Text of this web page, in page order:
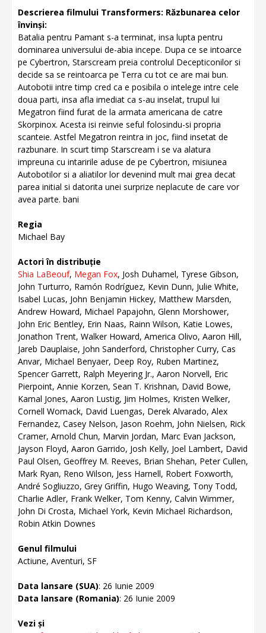
Descrierea filmului Transformers: Răzbunarea celor
învinși:
Batalia pentru Pamant s-a terminat, insa lupta pentru
dominarea universului de-abia incepe. Dupa ce se intoarce
pe Cybertron, Starscream preia controlul Decepticonilor si
decide sa se reintoarca pe Terra cu tot ce are mai bun.
Autobotii intre timp cred ca e posibila o intelege intre cele
doua parti, insa afla imediat ca s-au inselat, trupul lui
Megatron fiind furat de la armata americana de catre
Skorpinox. Acesta isi reinvie seful folosindu-si propria
scanteie. Astfel Megatron reintra in joc, fiind insetat de
razbunare. In scurt timp Starscream i se va alatura
impreuna cu intaririle aduse de pe Cybertron, misiunea
Autobotilor si a aliatilor lor devenind mult mai grea decat
parea initial si datorita unei surprize neplacute de care vor
avea parte. bani
Regia
Michael Bay
Actori în distribuție
Shia LaBeouf, Megan Fox, Josh Duhamel, Tyrese Gibson,
John Turturro, Ramón Rodríguez, Kevin Dunn, Julie White,
Isabel Lucas, John Benjamin Hickey, Matthew Marsden,
Andrew Howard, Michael Papajohn, Glenn Morshower,
John Eric Bentley, Erin Naas, Rainn Wilson, Katie Lowes,
Jonathon Trent, Walker Howard, America Olivo, Aaron Hill,
Jareb Dauplaise, John Sanderford, Christopher Curry, Cas
Anvar, Michael Benyaer, Deep Roy, Ruben Martinez,
Spencer Garrett, Ralph Meyering Jr., Aaron Norvell, Eric
Pierpoint, Annie Korzen, Sean T. Krishnan, David Bowe,
Kamal Jones, Aaron Lustig, Jim Holmes, Kristen Welker,
Cornell Womack, David Luengas, Derek Alvarado, Alex
Fernandez, Casey Nelson, Jason Roehm, John Nielsen, Rick
Cramer, Arnold Chun, Marvin Jordan, Marc Evan Jackson,
Jayson Floyd, Aaron Garrido, Josh Kelly, Joel Lambert, David
Paul Olsen, Geoffrey M. Reeves, Brian Shehan, Peter Cullen,
Mark Ryan, Reno Wilson, Jess Harnell, Robert Foxworth,
André Sogliuzzo, Grey Griffin, Hugo Weaving, Tony Todd,
Charlie Adler, Frank Welker, Tom Kenny, Calvin Wimmer,
John Di Crosta, Michael York, Kevin Michael Richardson,
Robin Atkin Downes
Genul filmului
Actiune, Aventuri, SF
Data lansare (SUA): 26 Iunie 2009
Data lansare (Romania): 26 Iunie 2009
Vezi și